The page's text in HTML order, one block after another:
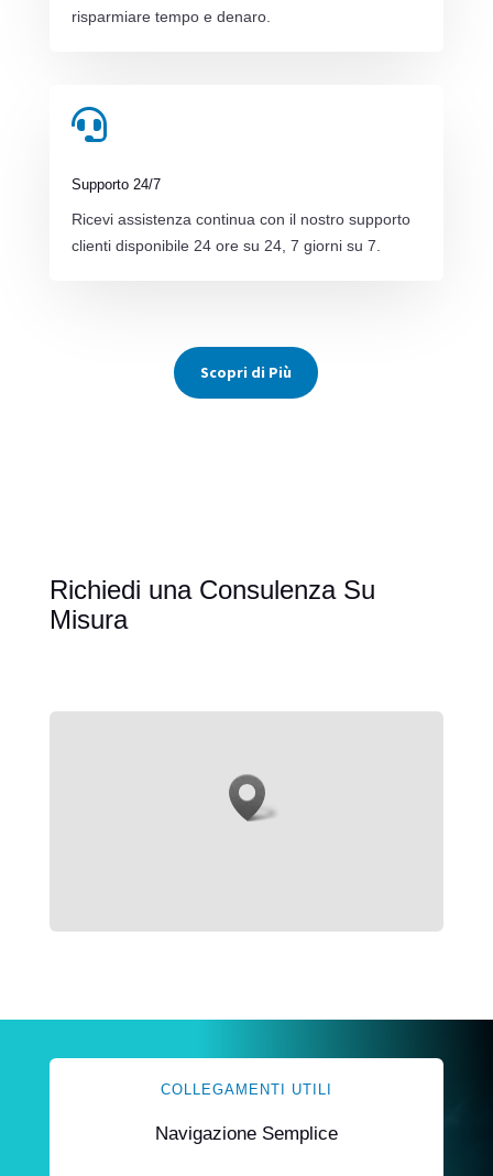
risparmiare tempo e denaro.

Supporto 24/7
Ricevi assistenza continua con il nostro supporto
clienti disponibile 24 ore su 24, 7 giorni su 7.
Scopri di Più
Richiedi una Consulenza Su
Misura
COLLEGAMENTI UTILI
Navigazione Semplice